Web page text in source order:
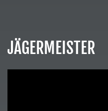
JÄGERMEISTER